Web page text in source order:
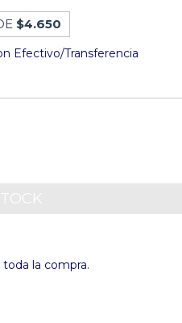
$4.650
Efectivo/Transferencia
la compra.